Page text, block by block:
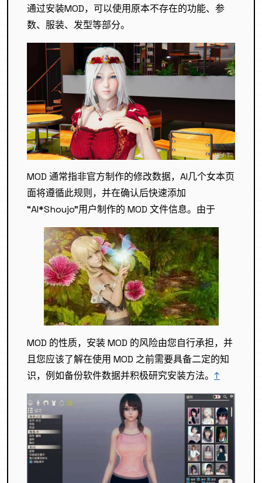
通过安装MOD，可以使用原本不存在的功能、参
数、服装、发型等部分。
MOD 通常指非官方制作的修改数据，AI几个女本页
面将遵循此规则，并在确认后快速添加
“AI*Shoujo”用户制作的 MOD 文件信息。由于
MOD 的性质，安装 MOD 的风险由您自行承担，并
且您应该了解在使用 MOD 之前需要具备二定的知
识，例如备份软件数据并积极研究安装方法。 ↑